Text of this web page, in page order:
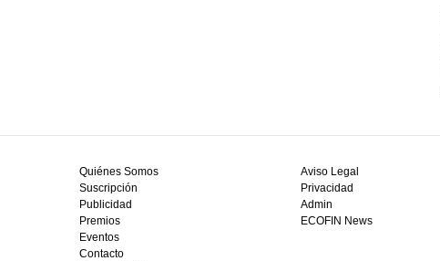
Quiénes Somos
Suscripción
Publicidad
Premios
Eventos
Contacto
Aviso Legal
Privacidad
Admin
ECOFIN News